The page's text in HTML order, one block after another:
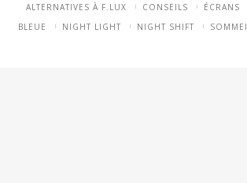
ALTERNATIVES À F.LUX CONSEILS
ÉCRANS
BLEUE
NIGHT LIGHT NIGHT SHIFT